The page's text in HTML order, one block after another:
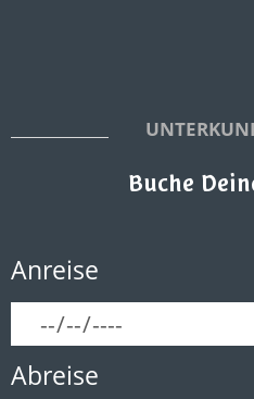
Buche
Anreise
Abreise